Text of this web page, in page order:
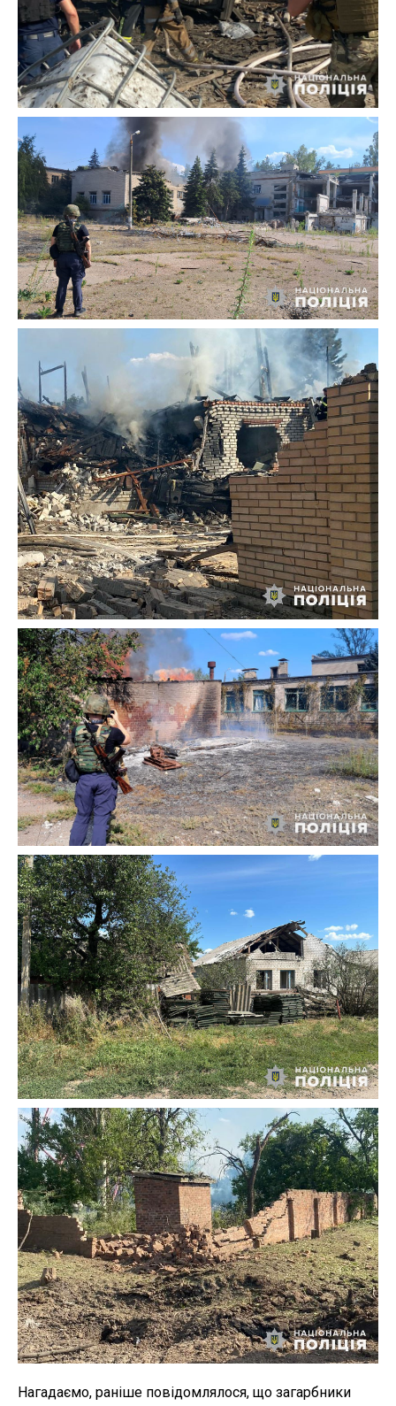
Нагадаємо, раніше повідомлялося, що загарбники